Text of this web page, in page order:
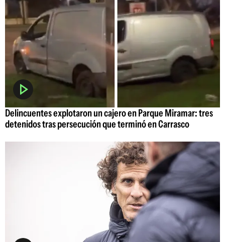
Delincuentes explotaron un cajero en Parque Miramar: tres
detenidos tras persecución que terminó en Carrasco